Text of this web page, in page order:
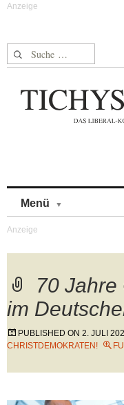
Suche nach:
Menü
70 Jahre
im
PUBLISHED ON 2. JULI
CHRISTDEMOKRATEN!